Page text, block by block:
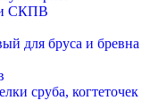
и СКПВ
для бруса и бревна
сруба, когтеточек